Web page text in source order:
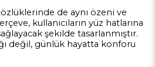
de aynı özeni ve
kullanıcıların yüz hatlarına
şekilde tasarlanmıştır.
değil, günlük hayatta konforu